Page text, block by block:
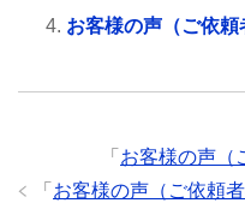
お客様の声（ご依頼
「 お客様の声（
「 お客様の声（ご依頼